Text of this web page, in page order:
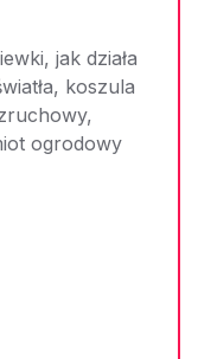
jak działa
koszula
ogrodowy